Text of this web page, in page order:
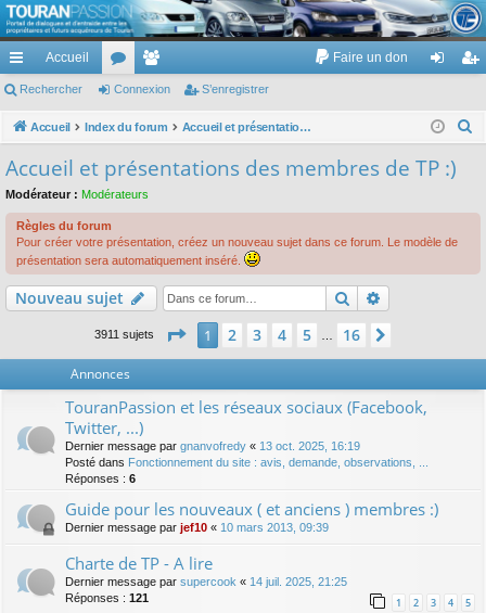
TouranPassion
Le forum des propriétaires ou futurs acquéreurs du Volkswagen Touran
cc
ès
pi
de
Accueil
or
u
e
m
Faire un don
ne nr
Rechercher Connexion S’enregistrer
Accueil Index du forum Accueil et présentations des membres de TP :)
Accueil et présentations des membres de TP :)
Modérateur : Modérateurs
Règles du forum
Pour créer votre présentation, créez un nouveau sujet dans ce forum. Le modèle de
présentation sera automatiquement inséré.
Nouveau sujet Rechercher
3911 sujets Page 1 sur 16
1 2 3 4 5 16
Annonces
TouranPassion et les réseaux sociaux (Facebook,
Twitter, ...)
Dernier message par gnanvofredy « 13 oct. 2025, 16:19
Posté dans Fonctionnement du site : avis, demande, observations, ...
Réponses : 6
Guide pour les nouveaux ( et anciens ) membres :)
Dernier message par jef10 « 10 mars 2013, 09:39
Charte de TP - A lire
Dernier message par supercook « 14 juil. 2025, 21:25
Réponses : 121 1 2 3 4 5